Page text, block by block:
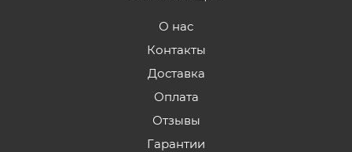
О нас
Контакты
Доставка
Оплата
Отзывы
Гарантии